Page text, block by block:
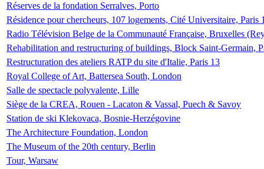
Réserves de la fondation Serralves, Porto
Résidence pour chercheurs, 107 logements, Cité Universitaire, Paris
Radio Télévision Belge de la Communauté Française, Bruxelles
Rehabilitation and restructuring of buildings, Block Saint-Germain,
Restructuration des ateliers RATP du site d'Italie, Paris 13
Royal College of Art, Battersea South, London
Salle de spectacle polyvalente, Lille
Siège de la CREA, Rouen - Lacaton & Vassal, Puech & Savoy
Station de ski Klekovaca, Bosnie-Herzégovine
The Architecture Foundation, London
The Museum of the 20th century, Berlin
Tour, Warsaw